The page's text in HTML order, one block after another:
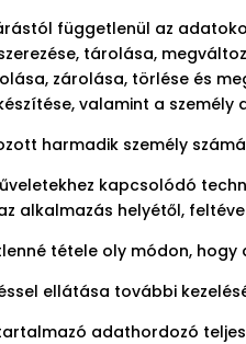
függetlenül az
tárolása,
zárolása, törlése és
valamint a
harmadik személy
kapcsolódó
alkalmazás helyétől,
tétele oly módon,
ellátása további
adathordozó